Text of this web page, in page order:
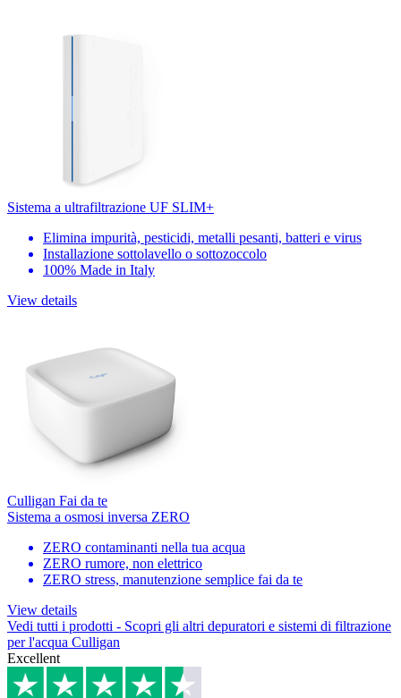
Sistema a ultrafiltrazione UF SLIM+
Elimina impurità, pesticidi, metalli pesanti, batteri e virus
Installazione sottolavello o sottozoccolo
100% Made in Italy
View details
Culligan Fai da te
Sistema a osmosi inversa ZERO
ZERO contaminanti nella tua acqua
ZERO rumore, non elettrico
ZERO stress, manutenzione semplice fai da te
View details
Vedi tutti i prodotti - Scopri gli altri depuratori e sistemi di filtrazione
per l'acqua Culligan
Excellent